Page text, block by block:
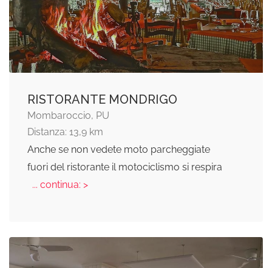
RISTORANTE MONDRIGO
Mombaroccio, PU
Distanza: 13,9 km
Anche se non vedete moto parcheggiate
fuori del ristorante il motociclismo si respira
... continua: >